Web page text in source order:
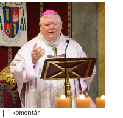
| 1 komentár